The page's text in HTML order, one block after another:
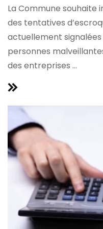
La Commune souhaite
des tentatives
actuellement
personnes
des entreprises ...